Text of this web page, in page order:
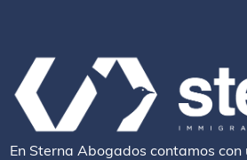
En Sterna Abogados contamos con